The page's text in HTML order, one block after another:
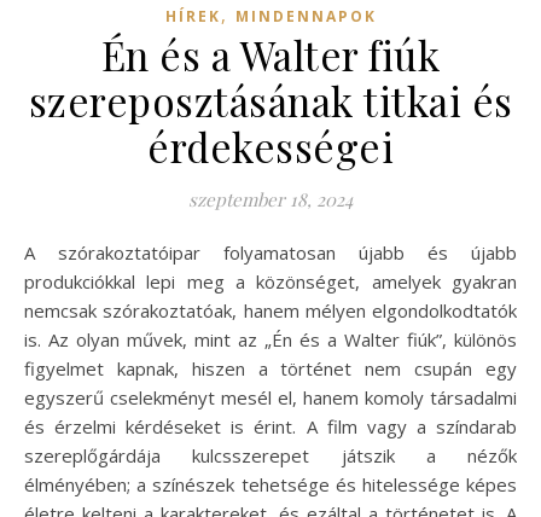
HÍREK, MINDENNAPOK
Én és a Walter fiúk
szereposztásának titkai és
érdekességei
szeptember 18, 2024
A szórakoztatóipar folyamatosan újabb és újabb
produkciókkal lepi meg a közönséget, amelyek gyakran
nemcsak szórakoztatóak, hanem mélyen elgondolkodtatók
is. Az olyan művek, mint az „Én és a Walter fiúk”, különös
figyelmet kapnak, hiszen a történet nem csupán egy
egyszerű cselekményt mesél el, hanem komoly társadalmi
és érzelmi kérdéseket is érint. A film vagy a színdarab
szereplőgárdája kulcsszerepet játszik a nézők
élményében; a színészek tehetsége és hitelessége képes